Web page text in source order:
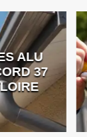
ALU
37